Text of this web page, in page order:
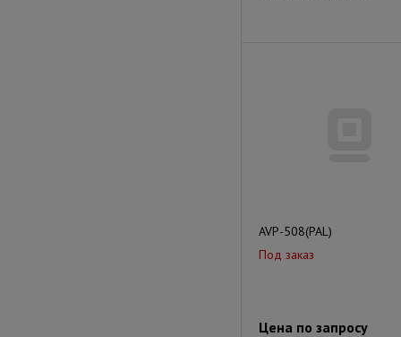
AVP-508(PAL)
Под заказ
Цена по запросу